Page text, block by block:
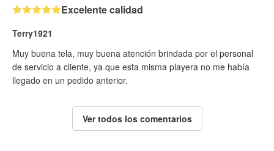
Excelente calidad
Terry1921
Muy buena tela, muy buena atención brindada por el personal
de servicio a cliente, ya que esta misma playera no me había
llegado en un pedido anterior.
Ver todos los comentarios